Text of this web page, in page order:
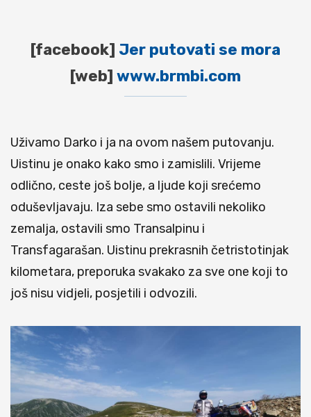
[facebook] Jer putovati se mora
[web] www.brmbi.com
Uživamo Darko i ja na ovom našem putovanju.
Uistinu je onako kako smo i zamislili. Vrijeme
odlično, ceste još bolje, a ljude koji srećemo
oduševljavaju. Iza sebe smo ostavili nekoliko
zemalja, ostavili smo Transalpinu i
Transfagarašan. Uistinu prekrasnih četristotinjak
kilometara, preporuka svakako za sve one koji to
još nisu vidjeli, posjetili i odvozili.